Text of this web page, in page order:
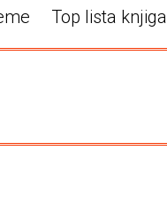
Top lista knjiga